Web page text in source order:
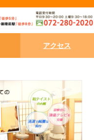
アクセス
to content